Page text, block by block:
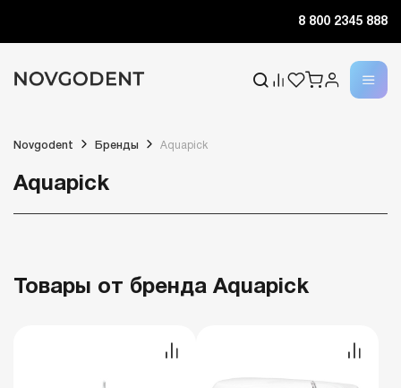
8 800 2345 888
Novgodent Бренды Aquapick
Aquapick
Товары от бренда Aquapick